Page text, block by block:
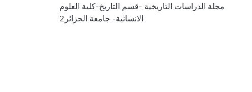
مجلة الدراسات التاريخية -قسم التاريخ-كلية العلوم
الانسانية- جامعة الجزائر2